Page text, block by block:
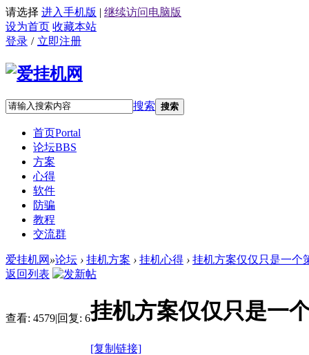
请选择 进入手机版 | 继续访问电脑版
设为首页 收藏本站
登录 / 立即注册
搜索 搜索
首页Portal
论坛BBS
方案
心得
软件
防骗
教程
交流群
爱挂机网 »论坛 › 挂机方案 › 挂机心得 › 挂机方案仅仅只是一个
返回列表
查看: 4579|回复: 6挂机方案仅仅只是一
[复制链接]